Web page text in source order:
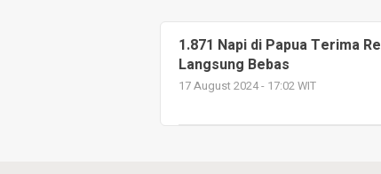
1.871 Napi di Papua Terima
Langsung Bebas
17 August 2024 - 17:02 WIT